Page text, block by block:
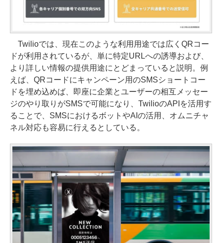
Twilioでは、現在このような利用用途では広くQRコー
ドが利用されているが、単に特定URLへの誘導および、
より詳しい情報の提供用途にとどまっていると説明。例
えば、QRコードにキャンペーン用のSMSショートコー
ドを埋め込めば、即座に企業とユーザーの相互メッセー
ジのやり取りがSMSで可能になり、TwilioのAPIを活用す
ることで、SMSにおけるボットやAIの活用、オムニチャ
ネル対応も容易に行えるとしている。